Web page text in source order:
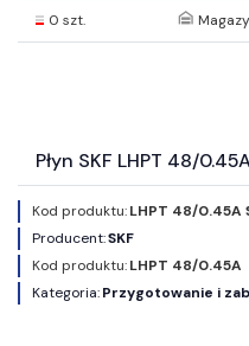
0 szt.
Płyn SKF LHPT 48/
Kod produktu:LHPT 48/0.45A
Producent:SKF
Kod produktu:LHPT 48/0.45A
Kategoria:Przygotowanie i